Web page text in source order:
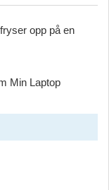
opp på en
Min Laptop